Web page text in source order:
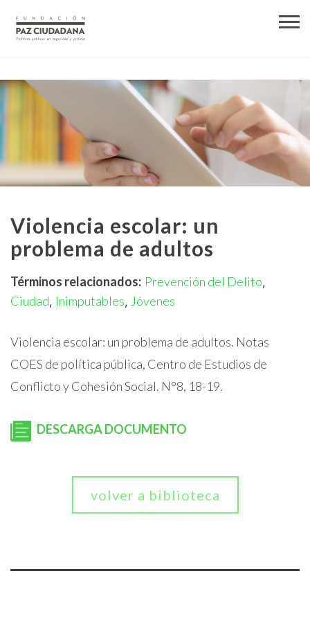
Violencia escolar: un
problema de adultos
Términos relacionados: Prevención del Delito,
Ciudad, Inimputables, Jóvenes
Violencia escolar: un problema de adultos. Notas
COES de política pública, Centro de Estudios de
Conflicto y Cohesión Social. N°8, 18-19.
DESCARGA DOCUMENTO
volver a biblioteca